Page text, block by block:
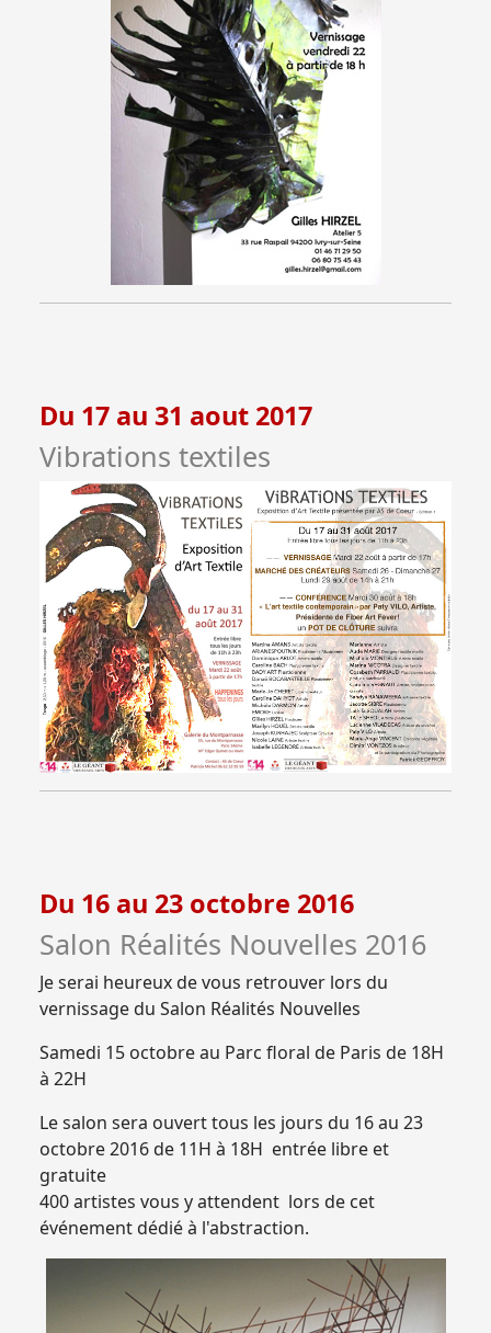
Du 17 au 31 aout 2017
Vibrations textiles
Du 16 au 23 octobre 2016
Salon Réalités Nouvelles 2016
Je serai heureux de vous retrouver lors du
vernissage du Salon Réalités Nouvelles
Samedi 15 octobre au Parc floral de Paris de 18H
à 22H
Le salon sera ouvert tous les jours du 16 au 23
octobre 2016 de 11H à 18H entrée libre et
gratuite
400 artistes vous y attendent lors de cet
événement dédié à l'abstraction.